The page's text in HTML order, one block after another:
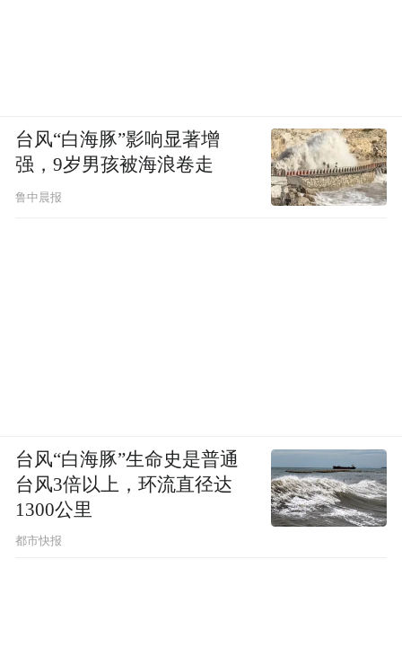
台风“白海豚”影响显著增
强，9岁男孩被海浪卷走
鲁中晨报
台风“白海豚”生命史是普通
台风3倍以上，环流直径达
1300公里
都市快报